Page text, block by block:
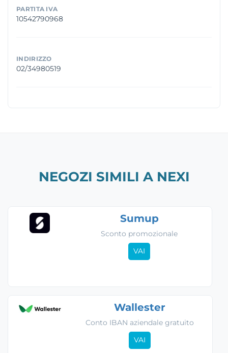
PARTITA IVA
10542790968
INDIRIZZO
02/34980519
NEGOZI SIMILI A NEXI
Sumup
Sconto promozionale
VAI
Wallester
Conto IBAN aziendale gratuito
VAI